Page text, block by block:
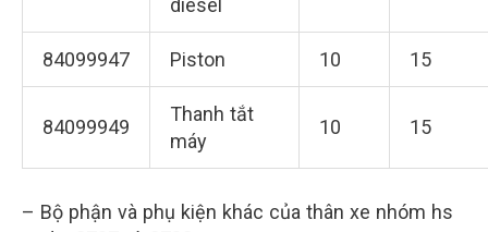
diesel
84099947 Piston 10 15
84099949
Thanh tắt
máy
10 15
– Bộ phận và phụ kiện khác của thân xe nhóm hs